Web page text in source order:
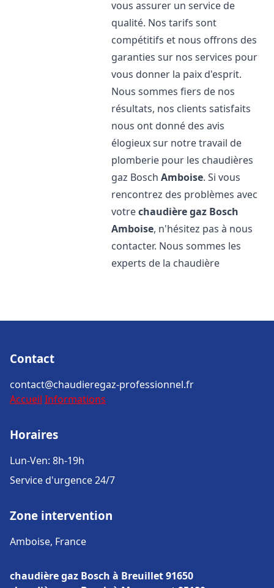
vous assurer un service de
qualité. Nos tarifs sont
compétitifs et nous offrons des
garanties sur nos services pour
vous donner la paix d'esprit.
Nous sommes fiers de nos
résultats, nos clients satisfaits
nous ont donné des avis
élogieux sur notre travail de
plomberie pour les chaudières
gaz BoschAmboise. Si vous
rencontrez des problèmes avec
votrechaudière gaz Bosch
Amboise, n'hésitez pas à nous
contacter. Nous sommes les
experts de la chaudière
Contact
contact@chaudieregaz-professionnel.fr
Accueil Informations
Horaires
Lun-Ven: 8h-19h
Service d'urgence 24/7
Zone intervention
Amboise, France
chaudière gaz Bosch à Breuillet 91650